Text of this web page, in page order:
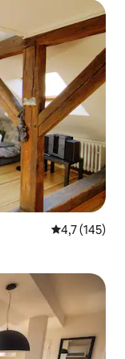
4,7 av 5 i
4,7 (145)